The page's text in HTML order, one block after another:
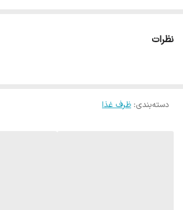
مخلفات مانند ماست، سالاد، ترشی یا سبزیجات را
دارای سه بخش مجزا برای تفکیک غذا
نظرات
دسته‌بندی: ظرف غذا